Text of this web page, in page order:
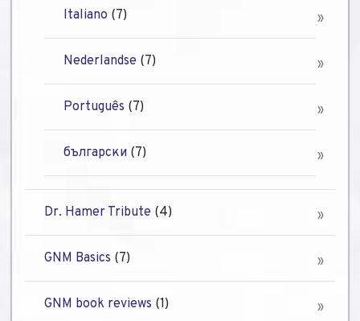
Italiano (7)
Nederlandse (7)
Português (7)
български (7)
Dr. Hamer Tribute (4)
GNM Basics (7)
GNM book reviews (1)